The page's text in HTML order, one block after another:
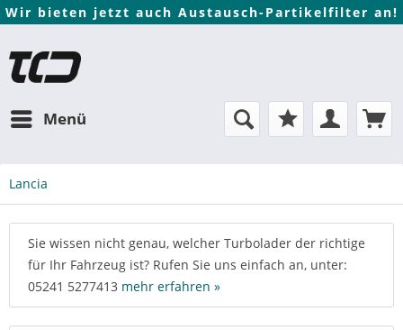
Wir bieten jetzt auch Austausch-Partikelfilter an!
Menü
Lancia
Sie wissen nicht genau, welcher Turbolader der richtige
für Ihr Fahrzeug ist? Rufen Sie uns einfach an, unter:
05241 5277413 mehr erfahren »